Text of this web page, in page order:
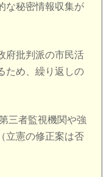
な秘密情報収集が
府批判派の市民活
ため、繰り返しの
三者監視機関や強
立憲の修正案は否